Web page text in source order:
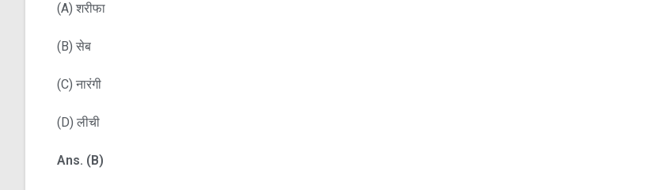
(A) शरीफा
(B) सेब
(C) नारंगी
(D) लीची
Ans. (B)